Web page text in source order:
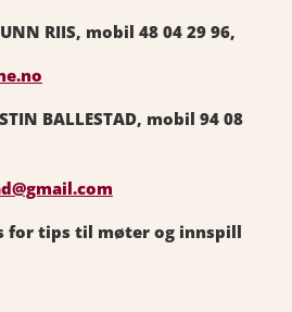
RIIS, mobil 48 04 29 96,
BALLESTAD, mobil 94 08
for tips til møter og innspill